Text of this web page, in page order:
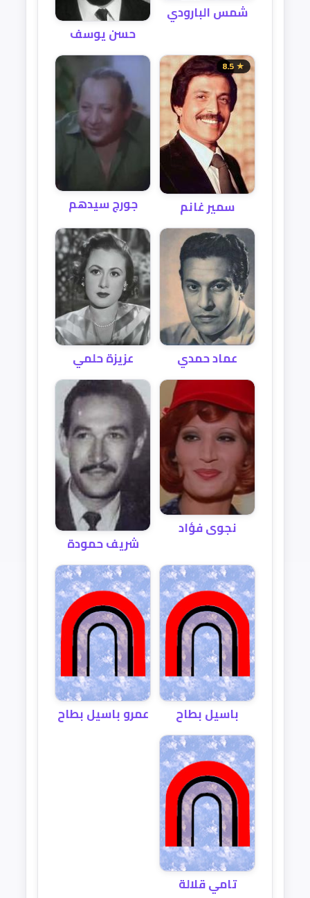
شمس البارودي
حسن يوسف
★ 8.5
سمير غانم جورج سيدهم
عماد حمدي عزيزة حلمي
نجوى فؤاد
شريف حمودة
باسيل بطاح عمرو باسيل بطاح
تامي قلالة